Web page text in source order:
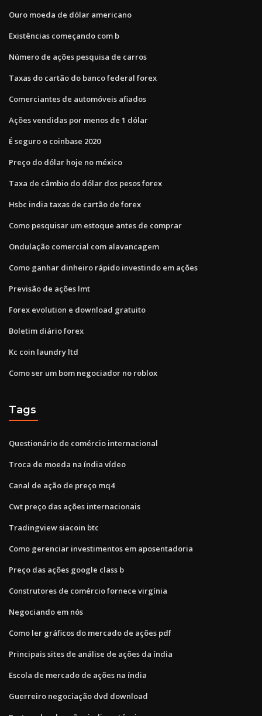
Ouro moeda de dólar americano
Existências começando com b
Número de ações pesquisa de carros
Taxas do cartão do banco federal forex
Comerciantes de automóveis afiados
Ações vendidas por menos de 1 dólar
É seguro o coinbase 2020
Preço do dólar hoje no méxico
Taxa de câmbio do dólar dos pesos forex
Hsbc india taxas de cartão de forex
Como pesquisar um estoque antes de comprar
Ondulação comercial com alavancagem
Como ganhar dinheiro rápido investindo em ações
Previsão de ações lmt
Forex evolution e download gratuito
Boletim diário forex
Kc coin laundry ltd
Como ser um bom negociador no roblox
Tags
Questionário de comércio internacional
Troca de moeda na índia vídeo
Canal de ação de preço mq4
Cwt preço das ações internacionais
Tradingview siacoin btc
Como gerenciar investimentos em aposentadoria
Preço das ações google class b
Construtores de comércio fornece virgínia
Negociando em nós
Como ler gráficos do mercado de ações pdf
Principais sites de análise de ações da índia
Escola de mercado de ações na índia
Guerreiro negociação dvd download